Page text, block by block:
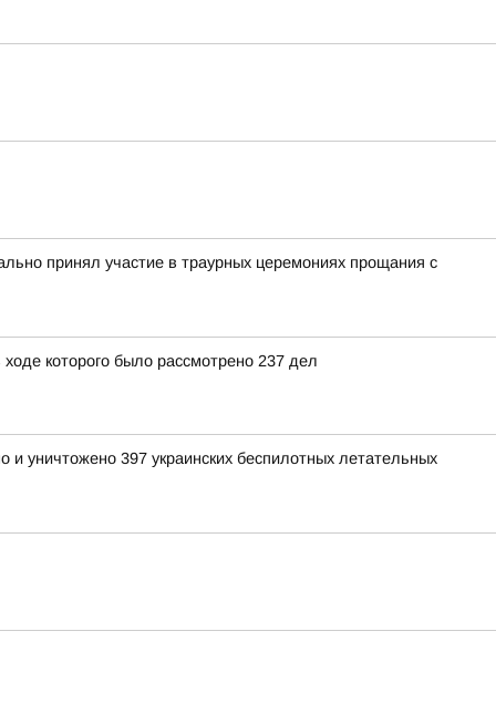
принял участие в траурных церемониях прощания с
которого было рассмотрено 237 дел
уничтожено 397 украинских беспилотных летательных